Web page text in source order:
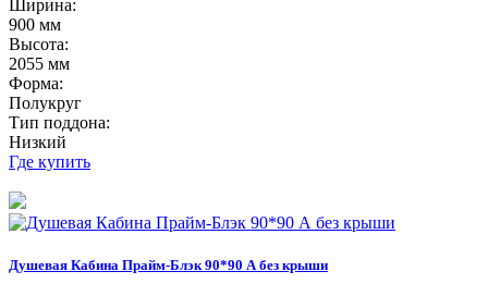
Ширина:
900 мм
Высота:
2055 мм
Форма:
Полукруг
Тип поддона:
Низкий
Где купить
Душевая Кабина Прайм-Блэк 90*90 А без крыши